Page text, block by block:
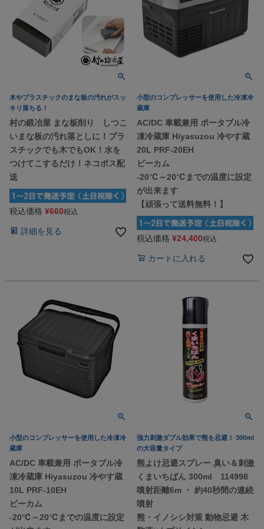
木やプラスチックのまな板の汚れがスッ
キリ落ちる！
村の鍛冶屋 まな板削り しつこ
いまな板の汚れ落としに！プラ
スチックでも木でもOK！水を
つけてこするだけ！ネコポス配
送
税込価格 ¥660税込
詳細を見る
小型のコンプレッサーを使用した冷凍冷
蔵庫
AC/DC 車載兼用 ポータブル冷
凍冷蔵庫 Hiyasuzou 冷やす蔵
20L PRF-20EH
ビーカム
-20℃～20℃までの温度に設定
が出来ます
【頑張って送料無料！】
税込価格 ¥24,400税込
カートに入れる
小型のコンプレッサーを使用した冷凍冷
蔵庫
AC/DC 車載兼用 ポータブル冷
凍冷蔵庫 Hiyasuzou 冷やす蔵
10L PRF-10EH
ビーカム
-20℃～20℃までの温度に設定
強力刺激ダブル効果で熊を忌避！ 300ml
の大容量タイプ
熊よけ忌避スプレー 臭い＆刺激
くまいちばん 300ml 114998
噴射距離6m ・ 約40秒間の連続
噴射
熊・イノシシ対策 動物忌避 木